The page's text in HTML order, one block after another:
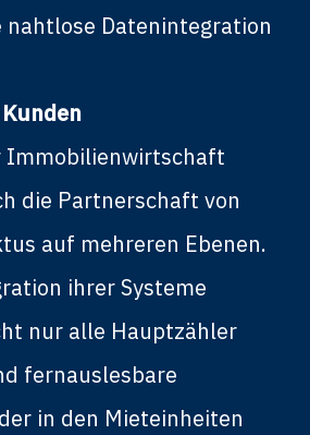
nahtlose Datenintegration
Immobilienwirtschaft
die Partnerschaft von
auf mehreren Ebenen.
ihrer Systeme
nur alle Hauptzähler
fernauslesbare
in den Mieteinheiten